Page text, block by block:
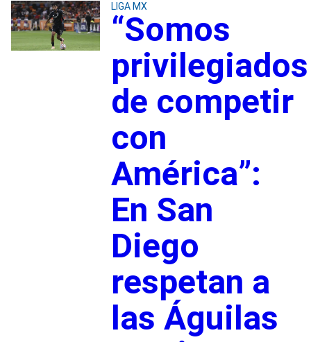
LIGA MX
“Somos
privilegiados
de competir
con
América”:
En San
Diego
respetan a
las Águilas